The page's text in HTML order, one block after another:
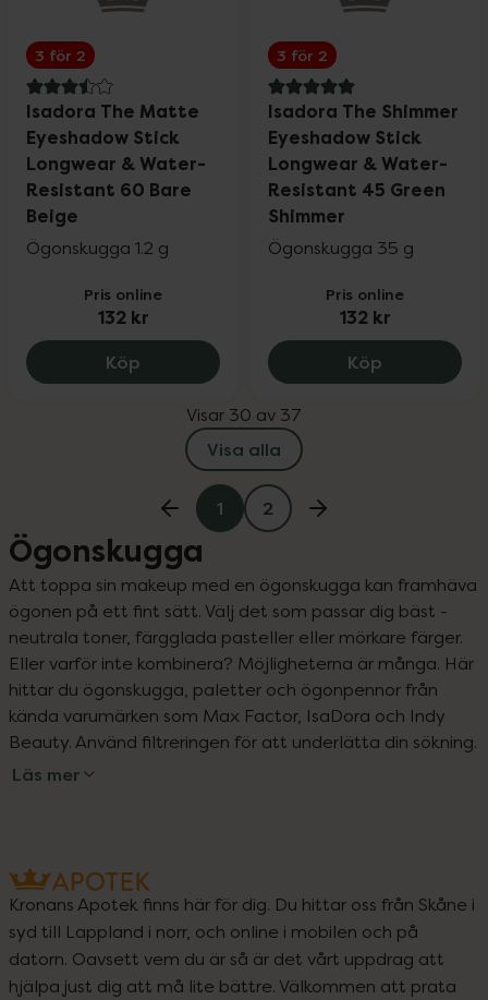
3 för 2
3.5 av 5 i omdöme
Isadora The Matte
Eyeshadow Stick
Longwear & Water-
Resistant 60 Bare
Beige
Ögonskugga 1.2 g
Pris online
132 kr
Köp Isadora The Matte Eyeshadow Stick
3 för 2
5 av 5 i omdöme
Isadora The Shimmer
Eyeshadow Stick
Longwear & Water-
Resistant 45 Green
Shimmer
Ögonskugga 35 g
Pris online
132 kr
Köp Isadora
Visar 30 av 37
Visa alla
1 2
Ögonskugga
Att toppa sin makeup med en ögonskugga kan framhäva
ögonen på ett fint sätt. Välj det som passar dig bäst -
neutrala toner, färgglada pasteller eller mörkare färger.
Eller varför inte kombinera? Möjligheterna är många. Här
hittar du ögonskugga, paletter och ögonpennor från
kända varumärken som Max Factor, IsaDora och Indy
Beauty. Använd filtreringen för att underlätta din sökning.
Läs mer
Kronans Apotek finns här för dig. Du hittar oss från Skåne i
syd till Lappland i norr, och online i mobilen och på
datorn. Oavsett vem du är så är det vårt uppdrag att
hjälpa just dig att må lite bättre. Välkommen att prata